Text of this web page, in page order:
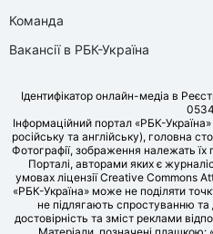
Команда
Вакансії в РБК-Україна
Ідентифікатор онлайн-медіа в
Інформаційний портал «РБК-
російську та англійську), головна
Фотографії, зображення належать їх
Порталі, авторами яких є
умовах ліцензії Creative Commons
«РБК-Україна» може не поділяти
не підлягають спростуванню та
достовірність та зміст реклами